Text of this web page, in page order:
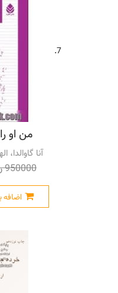
7.
من او
آنا گاوالدا،
950000 ریال
اضافه